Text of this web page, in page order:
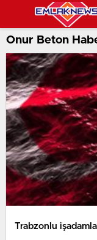
Onur Beton
Trabzonlu